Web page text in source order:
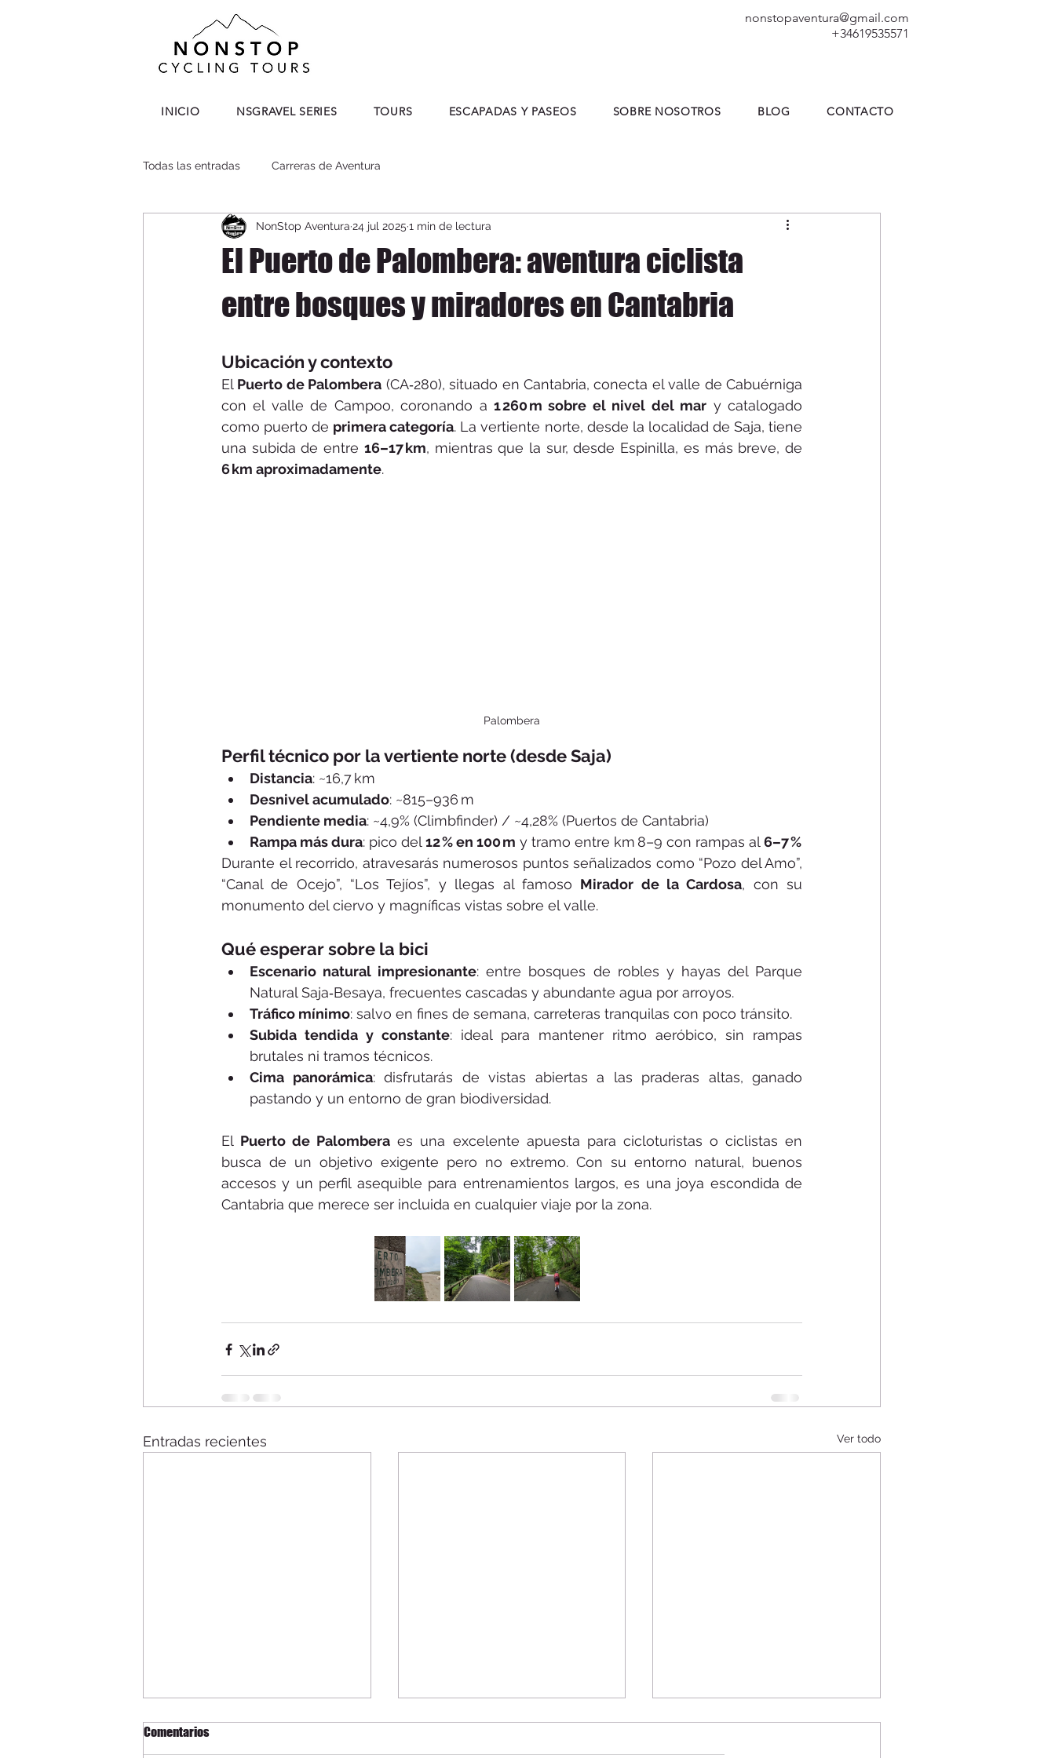
nonstopaventura@gmail.com
+34619535571
INICIO NSGRAVEL SERIES TOURS ESCAPADAS Y PASEOS SOBRE NOSOTROS BLOG CONTACTO
Todas las entradas Carreras de Aventura
El Puerto de Palombera: aventura ciclista
entre bosques y miradores en Cantabria
NonStop Aventura 24 jul 2025 1 min de lectura
Ubicación y contexto
El Puerto de Palombera (CA‑280), situado en Cantabria, conecta el valle de Cabuérniga
con el valle de Campoo, coronando a 1 260 m sobre el nivel del mar y catalogado
como puerto de primera categoría. La vertiente norte, desde la localidad de Saja, tiene
una subida de entre 16–17 km
6 km aproximadamente.
Palombera
Perfil técnico por la vertiente norte (desde Saja)
Distancia: ~16,7 km
Desnivel acumulado: ~815–936 m
Pendiente media: ~4,9% (Climbfinder) / ~4,28% (Puertos de Cantabria)
Rampa más dura: pico del 12 % en 100 m y tramo entre km 8–9 con rampas al 6–7 %
Durante el recorrido, atravesarás numerosos puntos señalizados como “Pozo del Amo”,
“Canal de Ocejo”, “Los Tejíos”, y llegas al famoso Mirador de la Cardosa, con su
monumento del ciervo y magníficas vistas sobre el valle.
Qué esperar sobre la bici
Escenario natural impresionante: entre bosques de robles y hayas del Parque
Natural Saja‑Besaya, frecuentes cascadas y abundante agua por arroyos.
Tráfico mínimo: salvo en fines de semana, carreteras tranquilas con poco tránsito.
Subida tendida y constante: ideal para mantener ritmo aeróbico, sin rampas
brutales ni tramos técnicos.
Cima panorámica: disfrutarás de vistas abiertas a las praderas altas, ganado
pastando y un entorno de gran biodiversidad.
El Puerto de Palombera es una excelente apuesta para cicloturistas o ciclistas en
busca de un objetivo exigente pero no extremo. Con su entorno natural, buenos
accesos y un perfil asequible para entrenamientos largos, es una joya escondida de
Cantabria que merece ser incluida en cualquier viaje por la zona.
Entradas recientes Ver todo
Comentarios